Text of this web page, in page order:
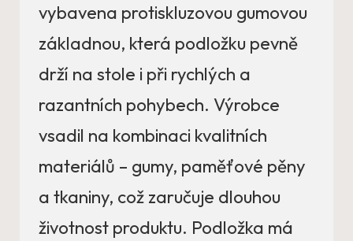
vybavena protiskluzovou gumovou
základnou, která podložku pevně
drží na stole i při rychlých a
razantních pohybech. Výrobce
vsadil na kombinaci kvalitních
materiálů – gumy, paměťové pěny
a tkaniny, což zaručuje dlouhou
životnost produktu. Podložka má